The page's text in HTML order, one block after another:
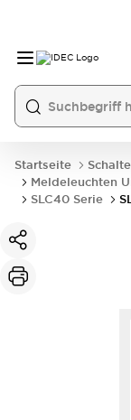
Startseite
Meldeleuchten
SLC40 Serie